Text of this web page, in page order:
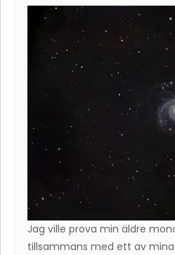
Jag ville prova min äldre
tillsammans med ett av